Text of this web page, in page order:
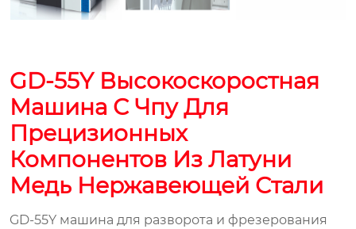
GD-55Y Высокоскоростная
Машина С Чпу Для
Прецизионных
Компонентов Из Латуни
Медь Нержавеющей Стали
GD-55Y машина для разворота и фрезерования